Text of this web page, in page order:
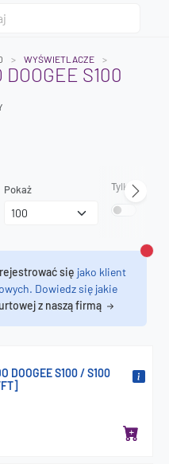
pusty
0 zł
WYŚWIETLACZE
S100
Pokaż Tylko
się jako klient
Dowiedz się jakie
z naszą firmą
DOOGEE S100 / S100